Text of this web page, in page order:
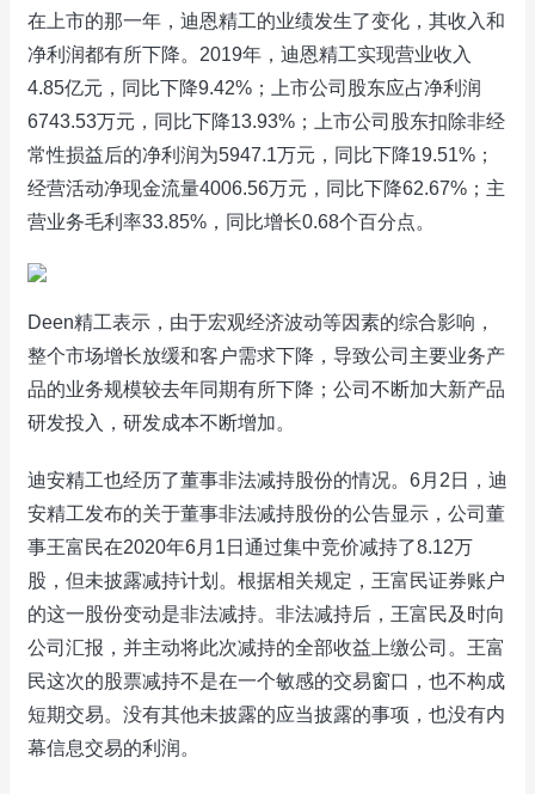
在上市的那一年，迪恩精工的业绩发生了变化，其收入和
净利润都有所下降。2019年，迪恩精工实现营业收入
4.85亿元，同比下降9.42%；上市公司股东应占净利润
6743.53万元，同比下降13.93%；上市公司股东扣除非经
常性损益后的净利润为5947.1万元，同比下降19.51%；
经营活动净现金流量4006.56万元，同比下降62.67%；主
营业务毛利率33.85%，同比增长0.68个百分点。
Deen精工表示，由于宏观经济波动等因素的综合影响，
整个市场增长放缓和客户需求下降，导致公司主要业务产
品的业务规模较去年同期有所下降；公司不断加大新产品
研发投入，研发成本不断增加。
迪安精工也经历了董事非法减持股份的情况。6月2日，迪
安精工发布的关于董事非法减持股份的公告显示，公司董
事王富民在2020年6月1日通过集中竞价减持了8.12万
股，但未披露减持计划。根据相关规定，王富民证券账户
的这一股份变动是非法减持。非法减持后，王富民及时向
公司汇报，并主动将此次减持的全部收益上缴公司。王富
民这次的股票减持不是在一个敏感的交易窗口，也不构成
短期交易。没有其他未披露的应当披露的事项，也没有内
幕信息交易的利润。